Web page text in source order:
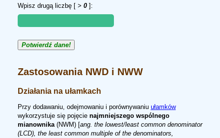
Wpisz drugą liczbę [ > 0]:
Potwierdź dane!
Zastosowania NWD i NWW
Działania na ułamkach
Przy dodawaniu, odejmowaniu i porównywaniu ułamków
wykorzystuje się pojęcie najmniejszego wspólnego
mianownika(NWM) [ang. the lowest/least common denominator
(LCD), the least common multiple of the denominators,